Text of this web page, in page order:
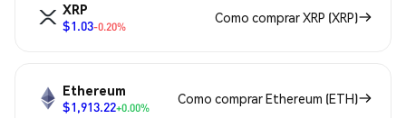
XRP
$1.03-0.20%
Como comprar XRP (XRP)
Ethereum
$1,913.22+0.00%
Como comprar Ethereum (ETH)